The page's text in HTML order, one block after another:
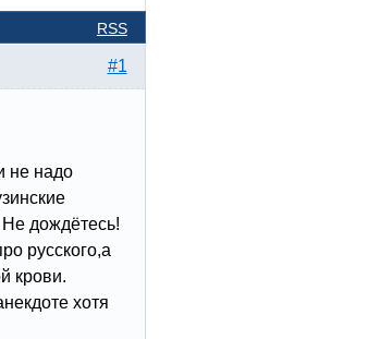
RSS
#1
не надо
дождётесь!
русского,а
крови.
хотя